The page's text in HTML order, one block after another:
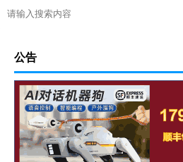
公告